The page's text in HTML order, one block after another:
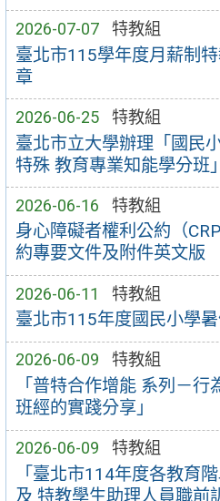
2026-07-07 特教組
臺北市115學年度月薪制
章
2026-06-25 特教組
臺北市立大學辦理「國民
特殊 教育專業知能學分班」
2026-06-16 特教組
身心障礙者權利公約（
約專要文件及附件英文版
2026-06-11 特教組
臺北市115年度國民小學
2026-06-09 特教組
「普特合作增能 系列－
班經的實踐分享」
2026-06-09 特教組
「臺北市114年度各教育
及 特教學生助理人員職前